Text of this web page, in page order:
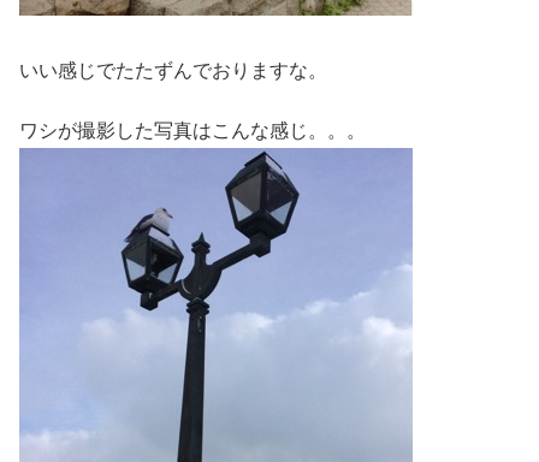
いい感じでたたずんでおりますな。
ワシが撮影した写真はこんな感じ。。。